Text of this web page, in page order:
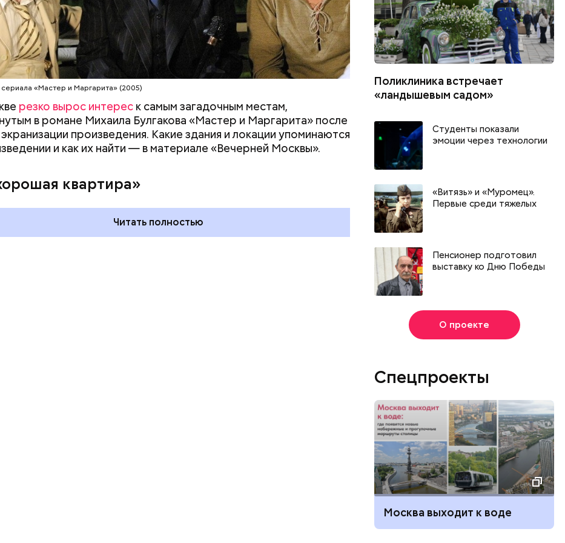
и День пьяного
какие праздники
в России и мире 5
праздники отмечают в России
и мире 4 августа
День арбуза и День поцелуев
отмечают в России и мире 3
августа
холостяка:
отмечают в
«Мастер и Маргарита» (2005)
резко вырос интерес к самым загадочным местам,
в романе Михаила Булгакова «Мастер и Маргарита» после
произведения. Какие здания и локации упоминаются
и как их найти — в материале «Вечерней Москвы».
квартира»
Читать полностью
Поликлиника встречает
«ландышевым садом»
Студенты показали
эмоции через технологии
«Витязь» и «Муромец».
Первые среди тяжелых
Пенсионер подготовил
выставку ко Дню Победы
О проекте
Спецпроекты
Москва выходит к воде